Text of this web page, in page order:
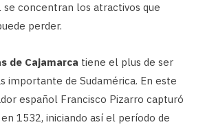
concentran los atractivos que
perder.
de Cajamarca tiene el plus de ser
importante de Sudamérica. En este
español Francisco Pizarro capturó
1532, iniciando así el período de